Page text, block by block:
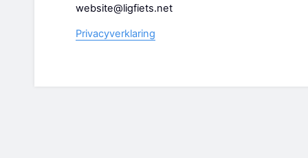
website@ligfiets.net
Privacyverklaring